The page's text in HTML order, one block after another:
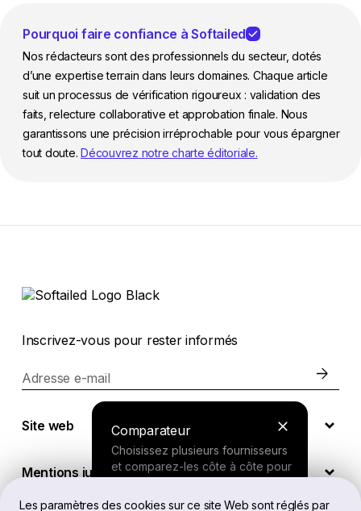
Les paramètres des cookies sur ce site Web sont réglés par
Pourquoi faire confiance à Softailed
Nos rédacteurs sont des professionnels du secteur, dotés
d’une expertise terrain dans leurs domaines. Chaque article
suit un processus de vérification rigoureux : validation des
faits, relecture collaborative et approbation finale. Nous
garantissons une précision irréprochable pour vous épargner
tout doute. Découvrez notre charte éditoriale.
Comparateur
Choisissez plusieurs fournisseurs
et comparez-les côte à côte pour
Inscrivez-vous pour rester informés
Adresse e-mail
Site web
Mentions juridiques